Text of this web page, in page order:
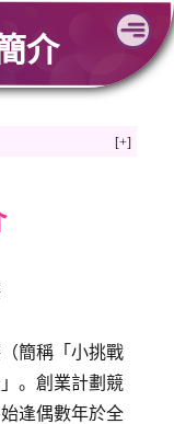
介
簡稱「小挑戰
。創業計劃競
逢偶數年於全